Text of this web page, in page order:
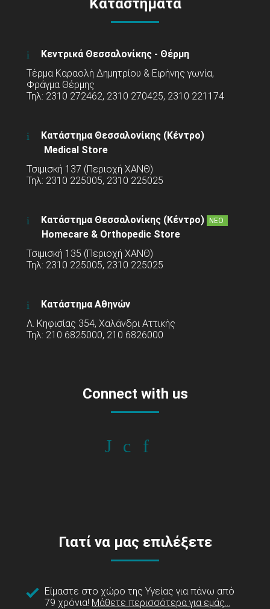
Καταστήματα
Κεντρικά Θεσσαλονίκης - Θέρμη
Τέρμα Καραολή Δημητρίου & Ειρήνης γωνία,
Φράγμα Θέρμης
Τηλ: 2310 272462, 2310 270425, 2310 221174
Κατάστημα Θεσσαλονίκης (Κέντρο)
Medical Store
Τσιμισκή 137 (Περιοχή ΧΑΝΘ)
Τηλ: 2310 225005, 2310 225025
Κατάστημα Θεσσαλονίκης (Κέντρο) ΝΕΟ
Homecare & Orthopedic Store
Τσιμισκή 135 (Περιοχή ΧΑΝΘ)
Τηλ: 2310 225005, 2310 225025
Κατάστημα Αθηνών
Λ. Κηφισίας 354, Χαλάνδρι Αττικής
Τηλ: 210 6825000, 210 6826000
Connect with us
Γιατί να μας επιλέξετε
Είμαστε στο χώρο της Υγείας για πάνω από
79 χρόνια! Μάθετε περισσότερα για εμάς...